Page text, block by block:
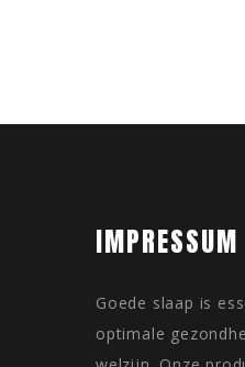
IMPRESSUM
Goede slaap is
optimale